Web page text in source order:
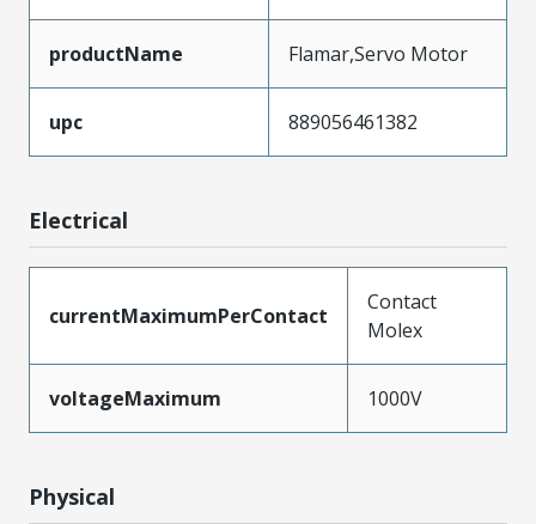
productName Flamar,Servo Motor
upc 889056461382
Electrical
currentMaximumPerContact
Contact
Molex
voltageMaximum 1000V
Physical